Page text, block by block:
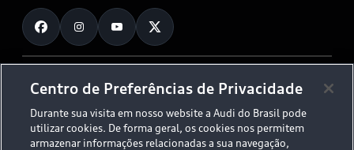
Planejamento de recarga
O Legado do S
Audi Driving Experience
ESG
Tecnologias Audi
Fale Conosco
Trabalhe Conosco
© 2026 AUDI AG. All Rights Reserved.
Políticas de Privacidade
Código de Conduta
Aviso Legal
Proteção de Dados - LGPD
Centro de Preferências de Privacidade
Durante sua visita em nosso website a Audi do Brasil pode
utilizar cookies. De forma geral, os cookies nos permitem
armazenar informações relacionadas a sua navegação,